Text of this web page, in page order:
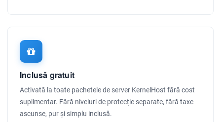
Inclusă gratuit
Activată la toate pachetele de server KernelHost fără cost
suplimentar. Fără niveluri de protecție separate, fără taxe
ascunse, pur și simplu inclusă.